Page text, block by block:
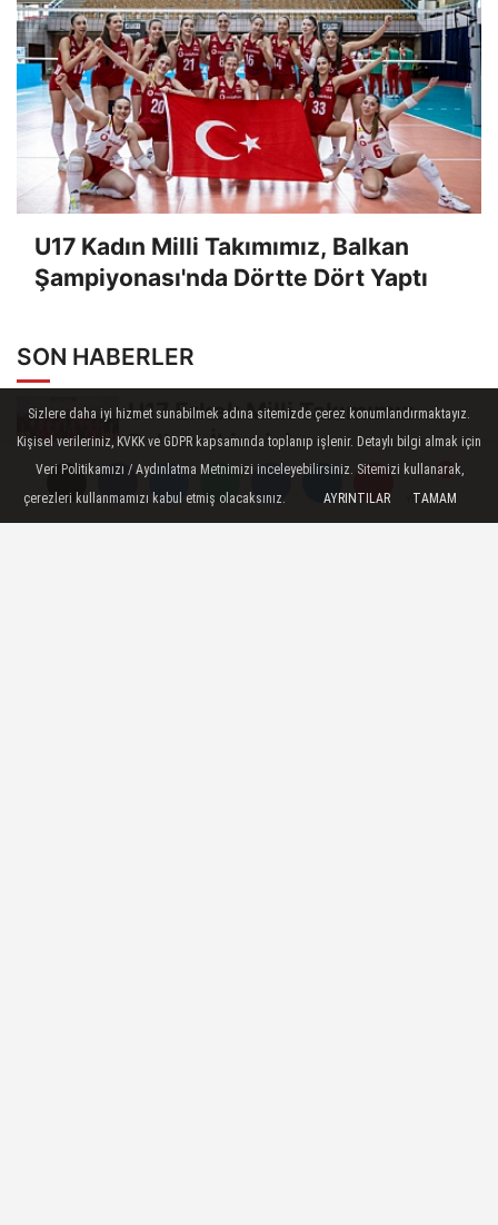
Yorumlar
Yorumlar
U17 Kadın Milli Takımımız, Balkan
Şampiyonası'nda Dörtte Dört Yaptı
SON HABERLER
U17 Erkek Milli Takımımız
Balkan İkincisi
U17 Kız Milli Takımımız Mısır'ı
3-0 Mağlup Etti
Yorumlar
Sizlere daha iyi hizmet sunabilmek adına sitemizde çerez konumlandırmaktayız.
Kişisel verileriniz, KVKK ve GDPR kapsamında toplanıp işlenir. Detaylı bilgi almak için
Veri Politikamızı / Aydınlatma Metnimizi inceleyebilirsiniz. Sitemizi kullanarak,
çerezleri kullanmamızı kabul etmiş olacaksınız.
AYRINTILAR TAMAM